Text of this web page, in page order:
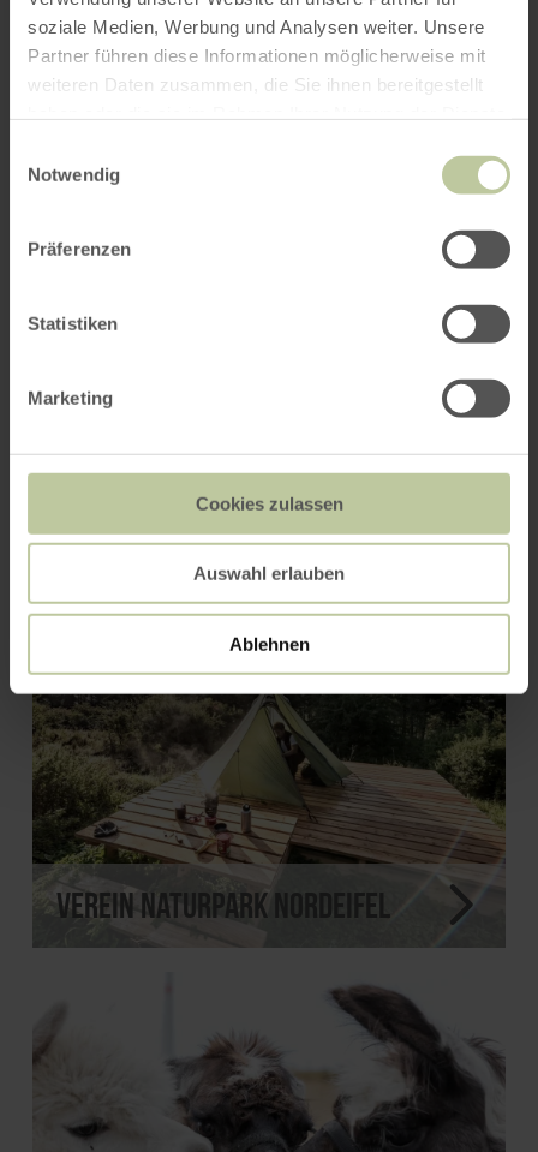
soziale Medien, Werbung und Analysen weiter. Unsere
Partner führen diese Informationen möglicherweise mit
weiteren Daten zusammen, die Sie ihnen bereitgestellt
Notwendig
Präferenzen
Statistiken
Marketing
Cookies zulassen
Auswahl erlauben
Ablehnen
interessieren
Infopunkt Simonskall
Verein Naturpark Nordeifel